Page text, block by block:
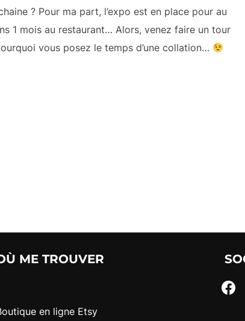
? Pour ma part, l’expo est en place pour au
1 mois au restaurant… Alors, venez faire un tour
vous posez le temps d’une collation…
ME TROUVER
en ligne Etsy